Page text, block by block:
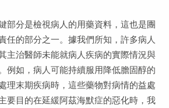
部分是檢視病人的用藥資料，這也是團
任的部分之一。據我們所知，許多病人
主治醫師未能就病人疾病的實際情況與
例如，病人可能持續服用降低膽固醇的
理末期疾病時，這些藥物對病情的益處
要目的在延緩阿茲海默症的惡化時，我